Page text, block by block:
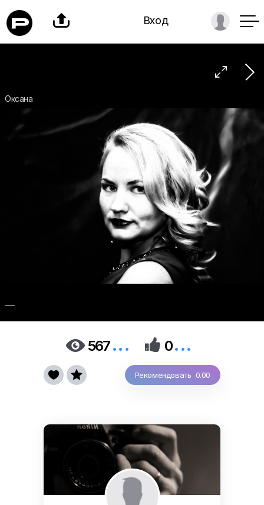
 Вход

Оксана
 567...  0...
Рекомендовать 0.00
 